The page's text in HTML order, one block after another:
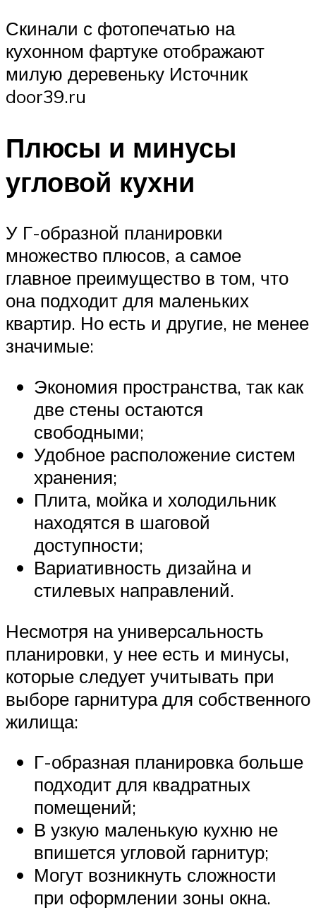
Скинали с фотопечатью на
кухонном фартуке отображают
милую деревеньку Источник
door39.ru
Плюсы и минусы
угловой кухни
У Г-образной планировки
множество плюсов, а самое
главное преимущество в том, что
она подходит для маленьких
квартир. Но есть и другие, не менее
значимые:
Экономия пространства, так как
две стены остаются
свободными;
Удобное расположение систем
хранения;
Плита, мойка и холодильник
находятся в шаговой
доступности;
Вариативность дизайна и
стилевых направлений.
Несмотря на универсальность
планировки, у нее есть и минусы,
которые следует учитывать при
выборе гарнитура для собственного
жилища:
Г-образная планировка больше
подходит для квадратных
помещений;
В узкую маленькую кухню не
впишется угловой гарнитур;
Могут возникнуть сложности
при оформлении зоны окна.